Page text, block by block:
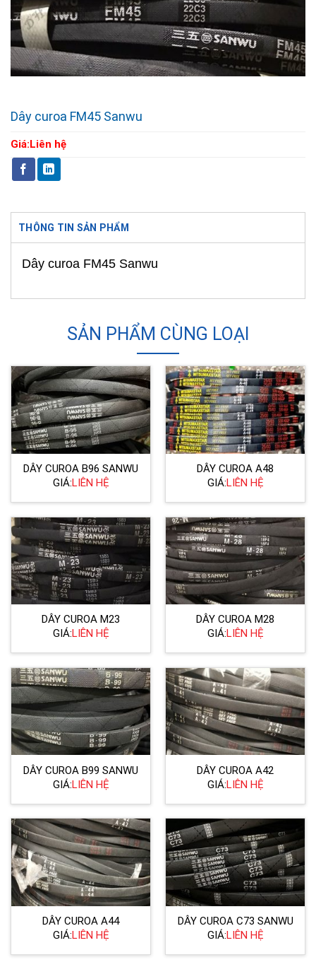
Dây curoa FM45 Sanwu
Giá: Liên hệ
THÔNG TIN SẢN PHẨM
Dây curoa FM45 Sanwu
SẢN PHẨM CÙNG LOẠI
DÂY CUROA B96 SANWU
GIÁ:LIÊN HỆ
DÂY CUROA A48
GIÁ:LIÊN HỆ
DÂY CUROA M23
GIÁ:LIÊN HỆ
DÂY CUROA M28
GIÁ:LIÊN HỆ
DÂY CUROA B99 SANWU
GIÁ:LIÊN HỆ
DÂY CUROA A42
GIÁ:LIÊN HỆ
DÂY CUROA A44
GIÁ:LIÊN HỆ
DÂY CUROA C73 SANWU
GIÁ:LIÊN HỆ